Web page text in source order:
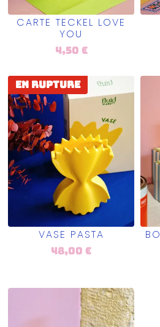
CARTE TECKEL LOVE
YOU
4,50 €
En rupture
VASE PASTA
48,00€